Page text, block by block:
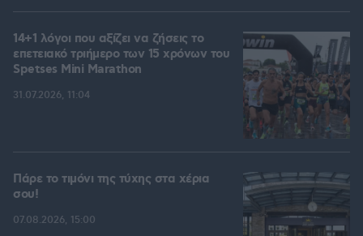
14+1 λόγοι που αξίζει να ζήσεις το
επετειακό τριήμερο των 15 χρόνων του
Spetses Mini Marathon
31.07.2026, 11:04
Πάρε το τιμόνι της τύχης στα χέρια
σου!
07.08.2026, 15:00